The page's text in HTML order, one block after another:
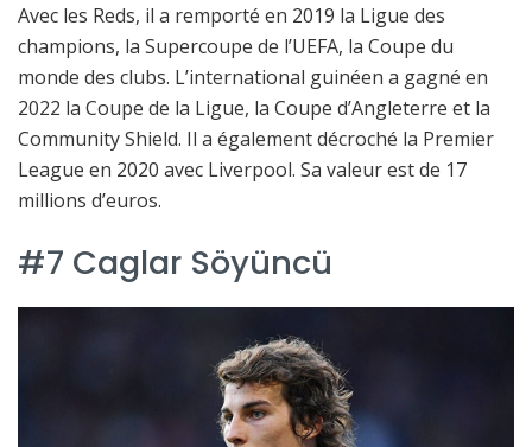
Avec les Reds, il a remporté en 2019 la Ligue des
champions, la Supercoupe de l’UEFA, la Coupe du
monde des clubs. L’international guinéen a gagné en
2022 la Coupe de la Ligue, la Coupe d’Angleterre et la
Community Shield. Il a également décroché la Premier
League en 2020 avec Liverpool. Sa valeur est de 17
millions d’euros.
#7 Caglar Söyüncü